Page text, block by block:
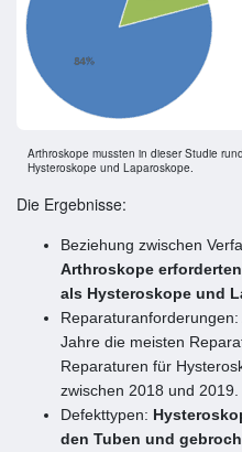
Arthroskope mussten in dieser Studie
Hysteroskope und Laparoskope.
Die Ergebnisse:
Beziehung zwischen
Arthroskope
als Hysteroskope und
Jahre die meisten
Reparaturen für
zwischen 2018 und 2019.
Defekttypen:
den Tuben und